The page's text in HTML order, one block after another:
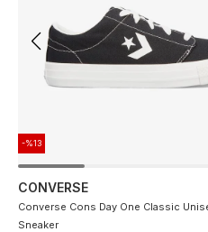
-%13
CONVERSE
Converse Cons Day One Classic
Sneaker